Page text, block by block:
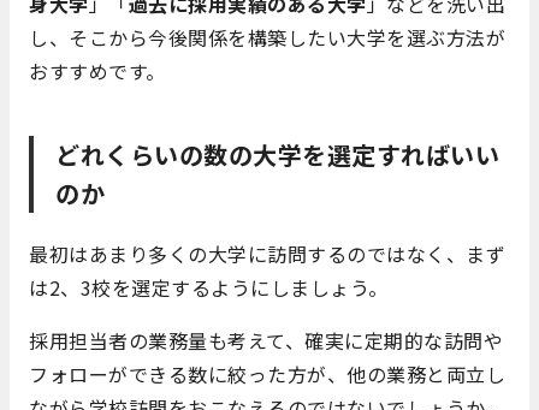
し、そこから今後関係を構築したい大学を選ぶ方法が
おすすめです。
どれくらいの数の大学を選定すればいい
のか
最初はあまり多くの大学に訪問するのではなく、まず
は2、3校を選定するようにしましょう。
採用担当者の業務量も考えて、確実に定期的な訪問や
フォローができる数に絞った方が、他の業務と両立し